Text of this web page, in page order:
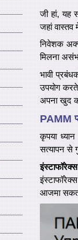
जी हां, यह
जहां
निवेशक
मिलना
भावी
उपयोग
अपना खुद
PAMM
कृपया
सत्यापन से
आजमा